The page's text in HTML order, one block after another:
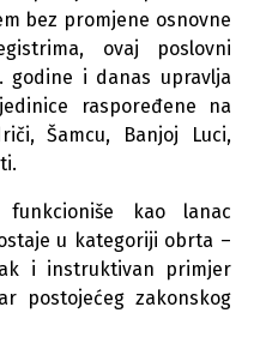
bez promjene osnovne
ovaj poslovni
godine i danas upravlja
raspoređene na
Šamcu, Banjoj Luci,
kao lanac
u kategoriji obrta –
i instruktivan primjer
postojećeg zakonskog